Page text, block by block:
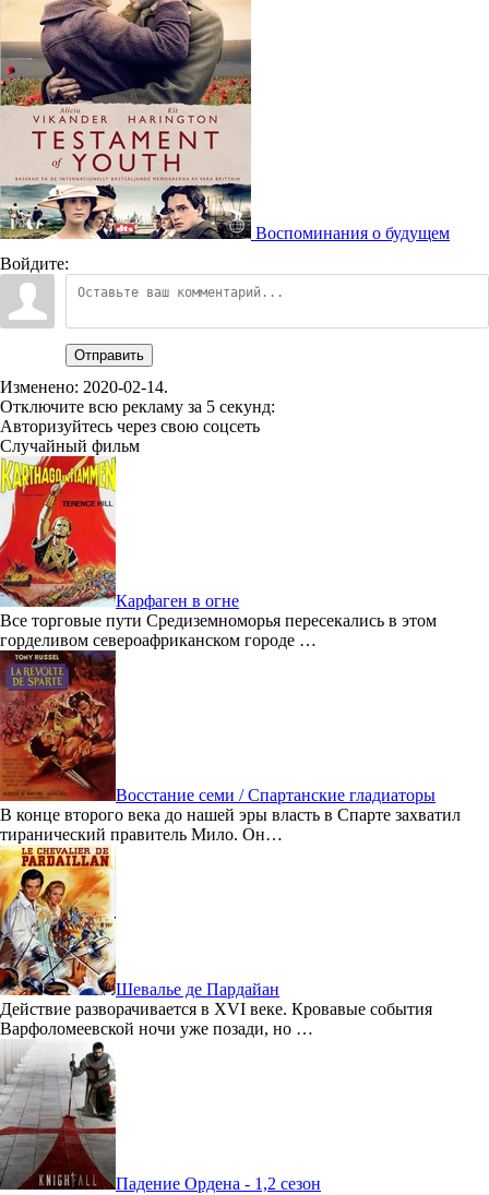
Воспоминания о будущем
Войдите:
Отправить
Изменено: 2020-02-14.
Отключите всю рекламу за 5 секунд:
Авторизуйтесь через свою соцсеть
Случайный фильм
Карфаген в огне
Все торговые пути Средиземноморья пересекались в этом
горделивом североафриканском городе …
Восстание семи / Спартанские гладиаторы
В конце второго века до нашей эры власть в Спарте захватил
тиранический правитель Мило. Он…
Шевалье де Пардайан
Действие разворачивается в XVI веке. Кровавые события
Варфоломеевской ночи уже позади, но …
Падение Ордена - 1,2 сезон